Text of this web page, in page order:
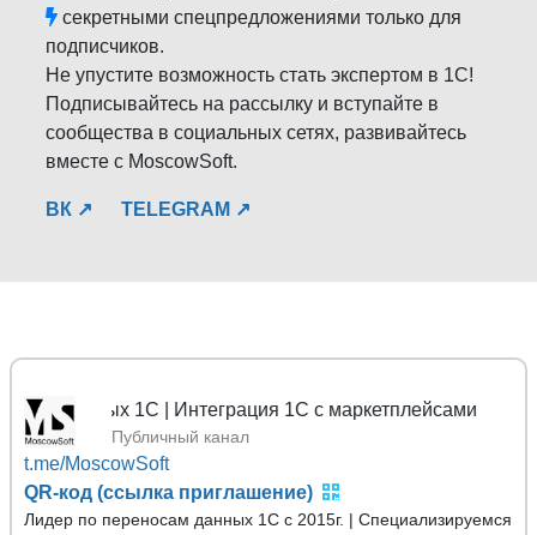
секретными спецпредложениями только для
подписчиков.
Не упустите возможность стать экспертом в 1С!
Подписывайтесь на рассылку и вступайте в
сообщества в социальных сетях, развивайтесь
вместе с MoscowSoft.
ВК ↗ TELEGRAM ↗
1С | Интеграция 1С с маркетплейсами
Публичный канал
t.me/MoscowSoft
QR-код (ссылка приглашение)
Лидер по переносам данных 1С с 2015г. | Специализируемся